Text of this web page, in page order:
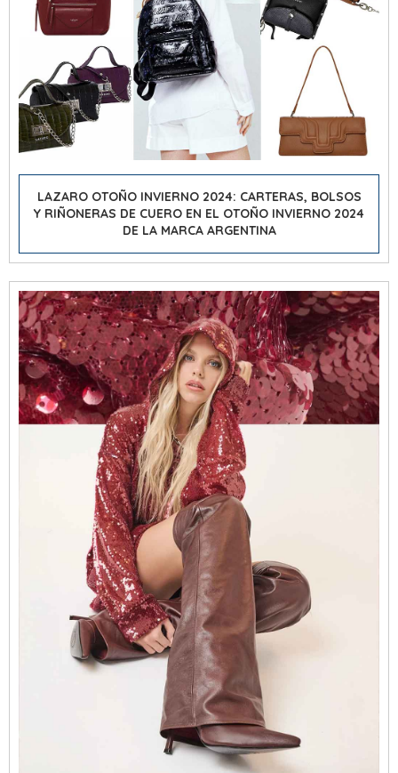
LAZARO OTOÑO INVIERNO 2024: CARTERAS, BOLSOS
Y RIÑONERAS DE CUERO EN EL OTOÑO INVIERNO 2024
DE LA MARCA ARGENTINA